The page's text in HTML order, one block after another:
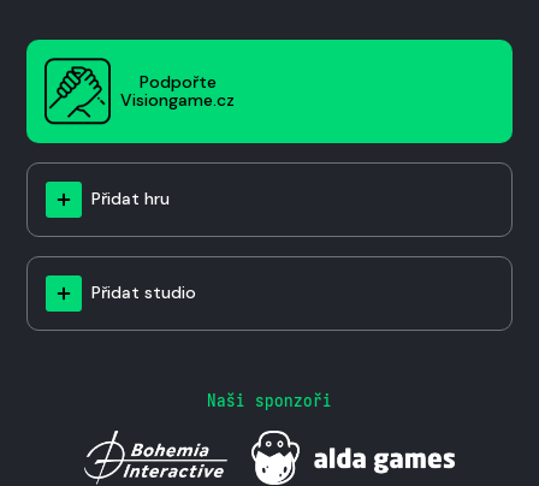
Podpořte
Visiongame.cz
Přidat hru
Přidat studio
Naši sponzoři